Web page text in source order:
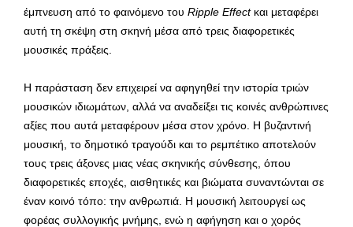
έμπνευση από το φαινόμενο του Ripple Effectκαι μεταφέρει
αυτή τη σκέψη στη σκηνή μέσα από τρεις διαφορετικές
μουσικές πράξεις.
Η παράσταση δεν επιχειρεί να αφηγηθεί την ιστορία τριών
μουσικών ιδιωμάτων, αλλά να αναδείξει τις κοινές ανθρώπινες
αξίες που αυτά μεταφέρουν μέσα στον χρόνο. Η βυζαντινή
μουσική, το δημοτικό τραγούδι και το ρεμπέτικο αποτελούν
τους τρεις άξονες μιας νέας σκηνικής σύνθεσης, όπου
διαφορετικές εποχές, αισθητικές και βιώματα συναντώνται σε
έναν κοινό τόπο: την ανθρωπιά. Η μουσική λειτουργεί ως
φορέας συλλογικής μνήμης, ενώ η αφήγηση και ο χορός